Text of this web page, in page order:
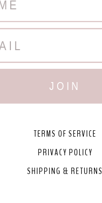
JOIN
TERMS OF SERVICE
PRIVACY POLICY
SHIPPING & RETURNS